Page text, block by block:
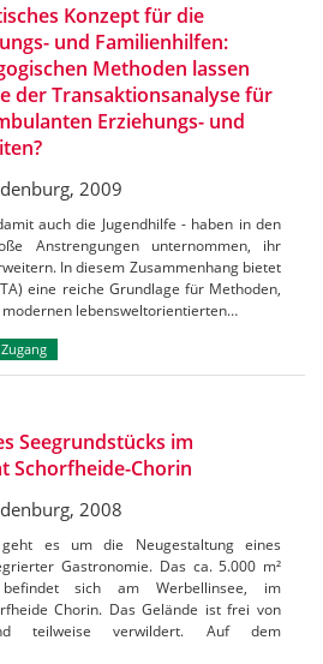
Konzept für die
und Familienhilfen:
Methoden lassen
der Transaktionsanalyse für
Erziehungs- und
2009
auch die Jugendhilfe - haben in den
Anstrengungen unternommen, ihr
In diesem Zusammenhang bietet
eine reiche Grundlage für Methoden,
lebensweltorientierten…
Zugang
Seegrundstücks im
Schorfheide-Chorin
2008
es um die Neugestaltung eines
Gastronomie. Das ca. 5.000 m²
befindet sich am Werbellinsee, im
Chorin. Das Gelände ist frei von
teilweise verwildert. Auf dem